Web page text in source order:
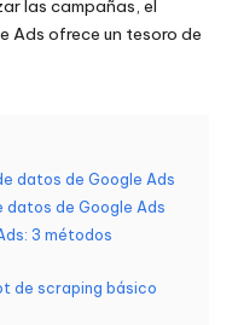
las campañas, el
Ads ofrece un tesoro de
datos de Google Ads
datos de Google Ads
3 métodos
de scraping básico